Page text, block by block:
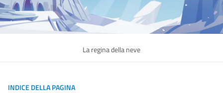
La regina della neve
INDICE DELLA PAGINA